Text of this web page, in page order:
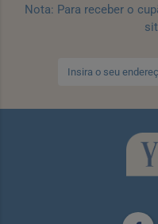
Nota: Para receber o